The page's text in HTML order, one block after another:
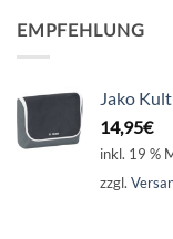
EMPFEHLUNG
Jako
14,95€
inkl. 19 %
zzgl.